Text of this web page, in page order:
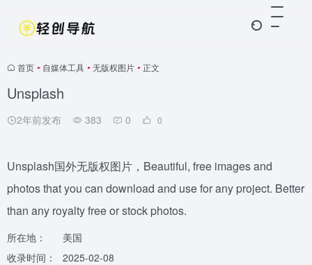
首页 • 自媒体工具 • 无版权图片 • 正文
Unsplash
2年前发布 383 0 0
Unsplash国外无版权图片，Beautiful, free images and
photos that you can download and use for any project. Better
than any royalty free or stock photos.
所在地：
美国
收录时间：
2025-02-08